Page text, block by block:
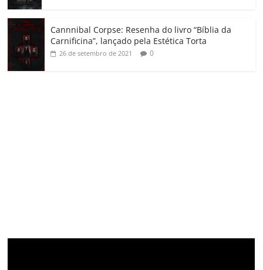
Cannnibal Corpse: Resenha do livro “Bíblia da
Carnificina”, lançado pela Estética Torta
26 de setembro de 2021 0